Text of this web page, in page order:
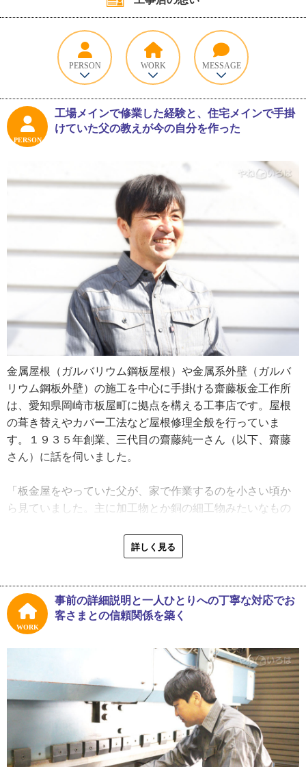
PERSON WORK MESSAGE
PERSON
工場メインで修業した経験と、住宅メインで手掛
けていた父の教えが今の自分を作った
金属屋根（ガルバリウム鋼板屋根）や金属系外壁（ガルバ
リウム鋼板外壁）の施工を中心に手掛ける齋藤板金工作所
は、愛知県岡崎市板屋町に拠点を構える工事店です。屋根
の葺き替えやカバー工法など屋根修理全般を行っていま
す。１９３５年創業、三代目の齋藤純一さん（以下、齋藤
さん）に話を伺いました。
「板金屋をやっていた父が、家で作業するのを小さい頃か
ら見ていました。主に加工物とか銅の細工物みたいなもの
ていました。子供の頃は板金に興味があるとか、ましてや
後を継ぐとかそんなことは思っていなかったんだけど、高
ましたね。やっぱり当たり前のものとして見てきたので、
自分もそう考えるのが自然だったんだと思います」
系の会社に就職します。いつかはお父さんの後を継ぐとし
ても、まずは外へ出て勉強しようと考えたためです。
実際に仕事を始めてみると、夏でも冬でも現場に出て屋根
の上で作業したり重いものを運んだり、「やっぱり体力的
にきつい仕事だ」と実感したそう。それでも「やると決め
たからにはきついとかそんな理由でやめられない。やるべ
きことはしっかりやろう」と心に決め、齋藤さんは修業に
詳しく見る
WORK
事前の詳細説明と一人ひとりへの丁寧な対応でお
客さまとの信頼関係を築く